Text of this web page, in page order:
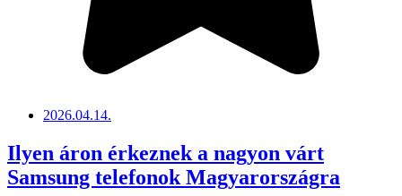
2026.04.14.
Ilyen áron érkeznek a nagyon várt
Samsung telefonok Magyarországra